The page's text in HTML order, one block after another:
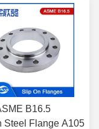
B16.5
Steel Flange A105